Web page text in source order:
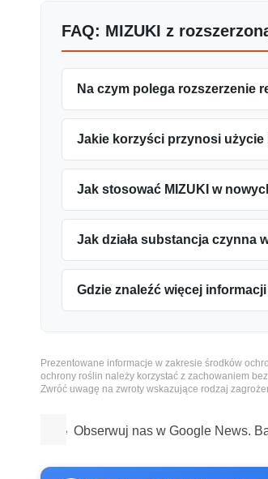
FAQ: MIZUKI z
Na czym polega rozszerzenie
Jakie korzyści przynosi użycie
Jak stosować MIZUKI w
Jak działa substancja czynna
Gdzie znaleźć więcej
Prezentowane informacje w zakresie środków
ochrony roślin należy korzystać z zachowaniem
Zwróć uwagę na zwroty wskazujące rodzaj
Obserwuj nas w Google News.